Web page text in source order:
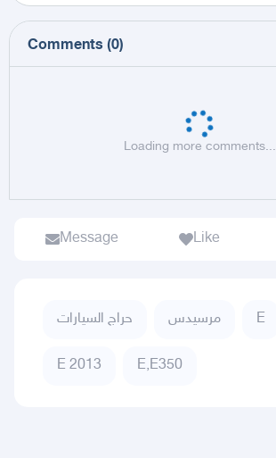
Comments (0)
Loading more comments...
Message Like
حراج السيارات مرسيدس E
E 2013 E,E350